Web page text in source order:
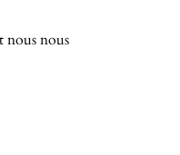
nous nous